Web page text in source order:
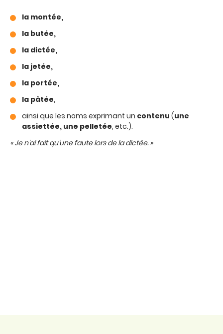
la montée,
la butée,
la dictée,
la jetée,
la portée,
la pâtée,
ainsi que les noms exprimant un contenu (une
assiettée, une pelletée, etc.).
« Je n’ai fait qu’une faute lors de la dictée. »